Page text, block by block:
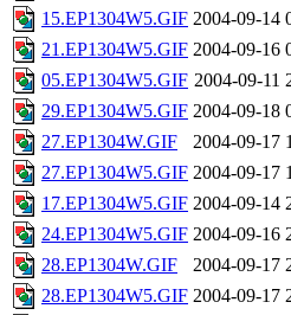
15.EP1304W5.GIF 2004-09-14
21.EP1304W5.GIF 2004-09-16
05.EP1304W5.GIF 2004-09-11
29.EP1304W5.GIF 2004-09-18
27.EP1304W.GIF
2004-09-17
27.EP1304W5.GIF 2004-09-17
17.EP1304W5.GIF 2004-09-14
24.EP1304W5.GIF 2004-09-16
28.EP1304W.GIF
2004-09-17
28.EP1304W5.GIF 2004-09-17